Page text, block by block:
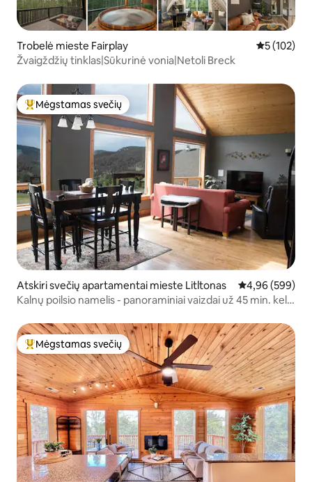
Trobelė mieste Fairplay Vidutinis
5 (102)
Žvaigždžių tinklas|Sūkurinė vonia|Netoli Breck
Svečių mėgstamiausias
Mėgstamas svečių
Atskiri svečių apartamentai mieste Litltonas Vidutinis
4,96 (599)
Kalnų poilsio namelis - panoraminiai vaizdai už 45 min. kelio
Svečių mėgstamiausias
Mėgstamas svečių